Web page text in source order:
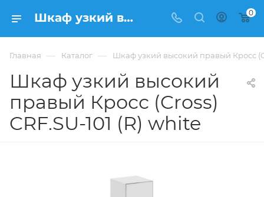
Шкаф узкий высокий правый Кросс (Cross) CRF.SU-101 (R) white купить в Москве, цена 50 930 ₽. - интернет-магазин ФРАНКОМ 0
Главная — Каталог — Шкаф узкий высокий правый Кросс
Шкаф узкий высокий
правый Кросс (Cross)
CRF.SU-101 (R) white